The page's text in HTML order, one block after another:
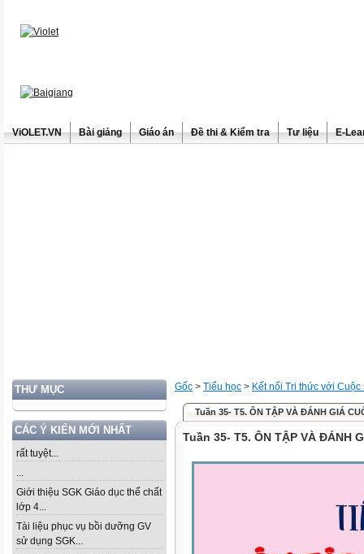
ViOLET.VN Bài giảng Giáo án Đề thi & Kiểm tra Tư liệu E-
THƯ MỤC
CÁC Ý KIẾN MỚI NHẤT
rất tuyệt...
...
Giới thiệu SGK Giáo dục thể chất
lớp 4...
Tài liệu phục vụ bồi dưỡng GV
sử dụng SGK...
Gốc > Tiểu học > Kết nối Tri thức với Cuộc
Tuần 35- T5. ÔN TẬP VÀ ĐÁNH GIÁ
Tuần 35- T5. ÔN TẬP VÀ ĐÁNH